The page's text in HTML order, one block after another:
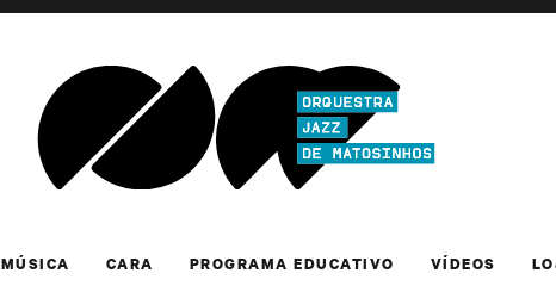
MÚSICA CARA PROGRAMA EDUCATIVO VÍDEOS